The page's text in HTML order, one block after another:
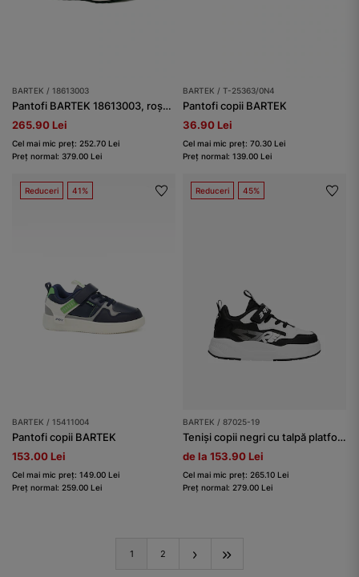
BARTEK / 18613003
Pantofi BARTEK 18613003, roșu-bleumarin
265.90 Lei
Cel mai mic preț: 252.70 Lei
Preț normal: 379.00 Lei
BARTEK / T-25363/0N4
Pantofi copii BARTEK
36.90 Lei
Cel mai mic preț: 70.30 Lei
Preț normal: 139.00 Lei
Reduceri 41%
BARTEK / 15411004
Pantofi copii BARTEK
153.00 Lei
Cel mai mic preț: 149.00 Lei
Preț normal: 259.00 Lei
Reduceri 45%
BARTEK / 87025-19
Teniși copii negri cu talpă platformă BARTEK 87025-19
de la 153.90 Lei
Cel mai mic preț: 265.10 Lei
Preț normal: 279.00 Lei
1 2